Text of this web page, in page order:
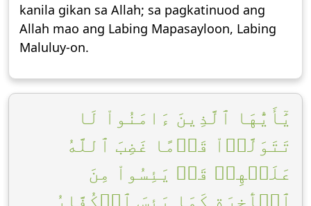
kanila gikan sa Allah; sa pagkatinuod ang
Allah mao ang Labing Mapasayloon, Labing
Maluluy-on.
يَٰٓأَيُّهَا ٱلَّذِينَ ءَامَنُواْ لَا
تَتَوَلَّوۡاْ قَوۡمًا غَضِبَ ٱللَّهُ
عَلَيۡهِمۡ قَدۡ يَئِسُواْ مِنَ
ٱلۡأٓخِرَةِ كَمَا يَئِسَ ٱلۡكُفَّارُ